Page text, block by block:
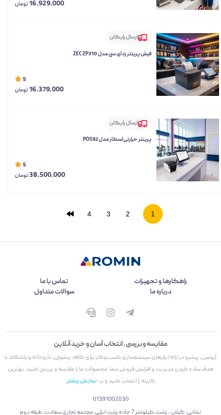
16,929,000تومان
ارسال رایگان
فیش پرینتر زد ای سی مدل ZEC ZP310
5
16,379,000تومان
ارسال رایگان
پرینتر حرارتی اسکار مدل POS92
5
38,500,000تومان
1
2
3
4
راهکارها و تجهیزات
تماس با ما
درباره ما
سوالات متداول
مقایسه و بررسی ، انتخاب آسان و خرید آنلاین
آرومین، پیشرو در ارائه ابزارهای سیستم‌سازی کسب‌وکار برای کافه، رستوران، داروخانه و باشگاه، با
هدف ساده کردن مدیریت و افزایش فروش شما. محصولات ما را مقایسه و بررسی کنید، بهترین
گزینه را انتخاب کنید و ب نمایش بیشتر
01391002030
نشانی: گیلان ، رشت، کیلومتر 7 جاده رشت انزلی، مجتمع تجاری سعادت، طبقه دوم